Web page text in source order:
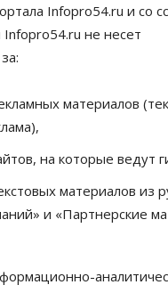
Общество
бора Новосибирска
Infopro54.ru и со
не несет
материалов
на которые ведут
материалов из
и «Партнерские